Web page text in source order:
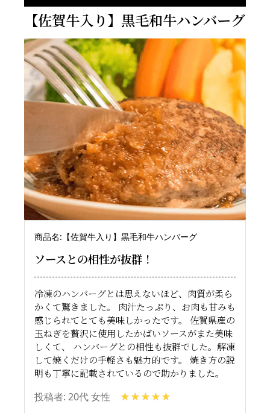
【佐賀牛入り】黒毛和牛ハンバーグ
商品名:【佐賀牛入り】黒毛和牛ハンバーグ
ソースとの相性が抜群！
冷凍のハンバーグとは思えないほど、肉質が柔ら
かくて驚きました。 肉汁たっぷり、お肉も甘みも
感じられてとても美味しかったです。 佐賀県産の
玉ねぎを贅沢に使用したかばいソースがまた美味
しくて、 ハンバーグとの相性も抜群でした。解凍
して焼くだけの手軽さも魅力的です。 焼き方の説
明も丁寧に記載されているので助かりました。
投稿者: 20代 女性